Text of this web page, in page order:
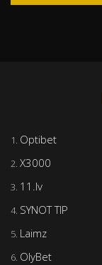
1. Optibet
2. X3000
3. 11.lv
4. SYNOT TIP
5. Laimz
6. OlyBet